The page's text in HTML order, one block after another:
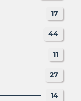
17
44
11
27
14